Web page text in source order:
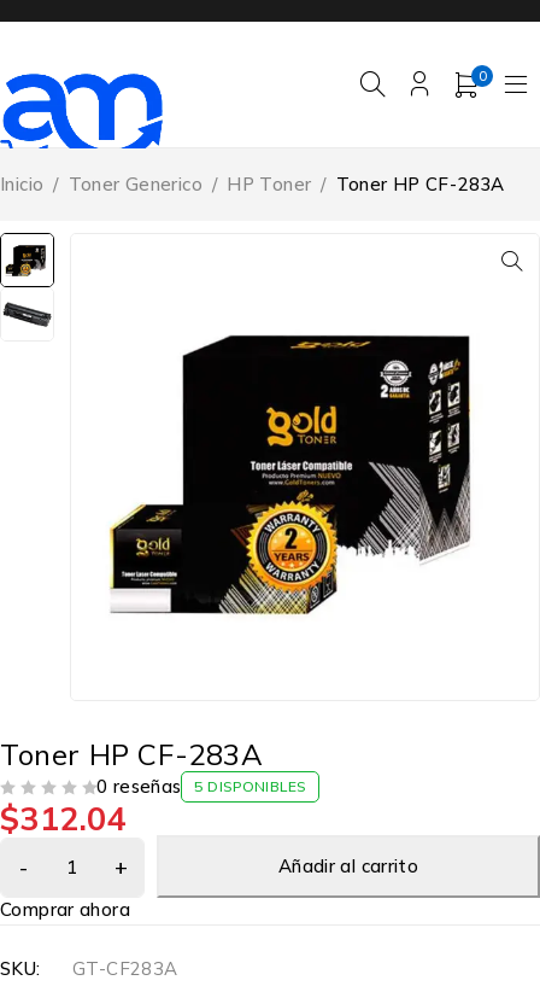
0
Inicio / Toner Generico / HP Toner / Toner HP CF-283A
Toner HP CF-283A
0 reseñas 5 DISPONIBLES
$312.04
Añadir al carrito
Comprar ahora
SKU:
GT-CF283A